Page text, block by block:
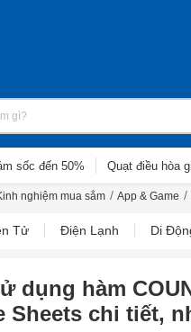
sốc đến 50% Quạt điều hòa
nghiệm mua sắm / App & Game /
Tử Điện Lạnh Di
dụng hàm
Sheets chi tiết,